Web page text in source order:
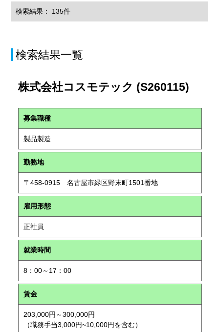
検索結果： 135件
検索結果一覧
株式会社コスモテック (S260115)
募集職種
製品製造
勤務地
〒458-0915 名古屋市緑区野末町1501番地
雇用形態
正社員
就業時間
8：00～17：00
賃金
203,000円～300,000円
（職務手当3,000円~10,000円を含む）